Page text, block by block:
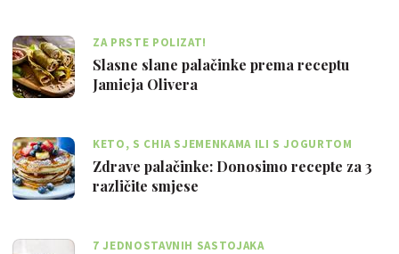
ZA PRSTE POLIZAT!
Slasne slane palačinke prema receptu
Jamieja Olivera
KETO, S CHIA SJEMENKAMA ILI S JOGURTOM
Zdrave palačinke: Donosimo recepte za 3
različite smjese
7 JEDNOSTAVNIH SASTOJAKA